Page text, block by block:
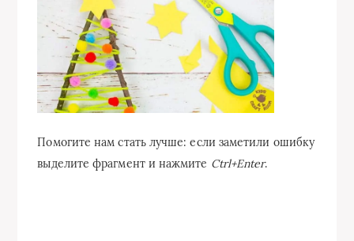
Помогите нам стать лучше: если заметили ошибку
выделите фрагмент и нажмите Ctrl+Enter.